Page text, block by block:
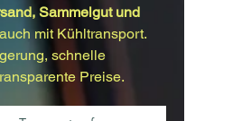
Sammelgut und
mit Kühltransport.
schnelle
Preise.